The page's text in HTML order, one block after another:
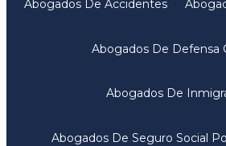
Abogados De Accidentes
Abogados De Defensa
Abogados De
Abogados De Seguro Social